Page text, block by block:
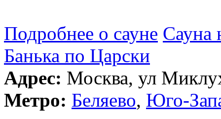
Подробнее о сауне Сауна
Банька по Царски
Адрес: Москва, ул
Метро: Беляево, Юго-